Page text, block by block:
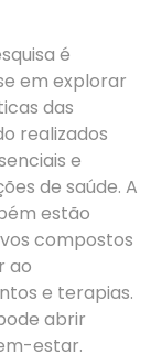
é
em explorar
das
realizados
e
de saúde. A
estão
compostos
ao
e terapias.
abrir
estar.